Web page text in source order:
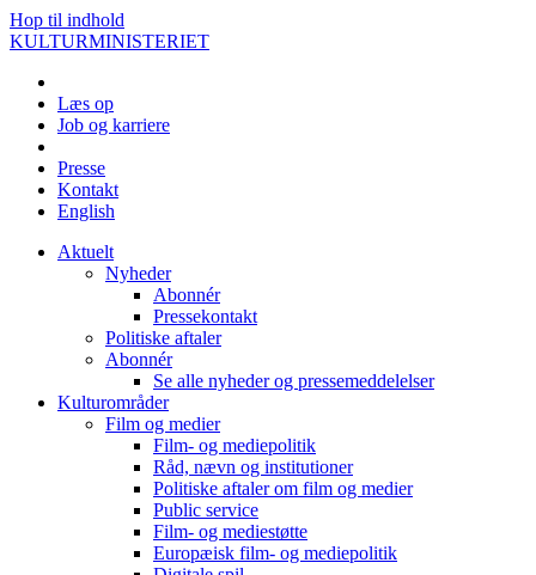
Hop til indhold
KULTURMINISTERIET
Læs op
Job og karriere
Presse
Kontakt
English
Aktuelt
Nyheder
Abonnér
Pressekontakt
Politiske aftaler
Abonnér
Se alle nyheder og pressemeddelelser
Kulturområder
Film og medier
Film- og mediepolitik
Råd, nævn og institutioner
Politiske aftaler om film og medier
Public service
Film- og mediestøtte
Europæisk film- og mediepolitik